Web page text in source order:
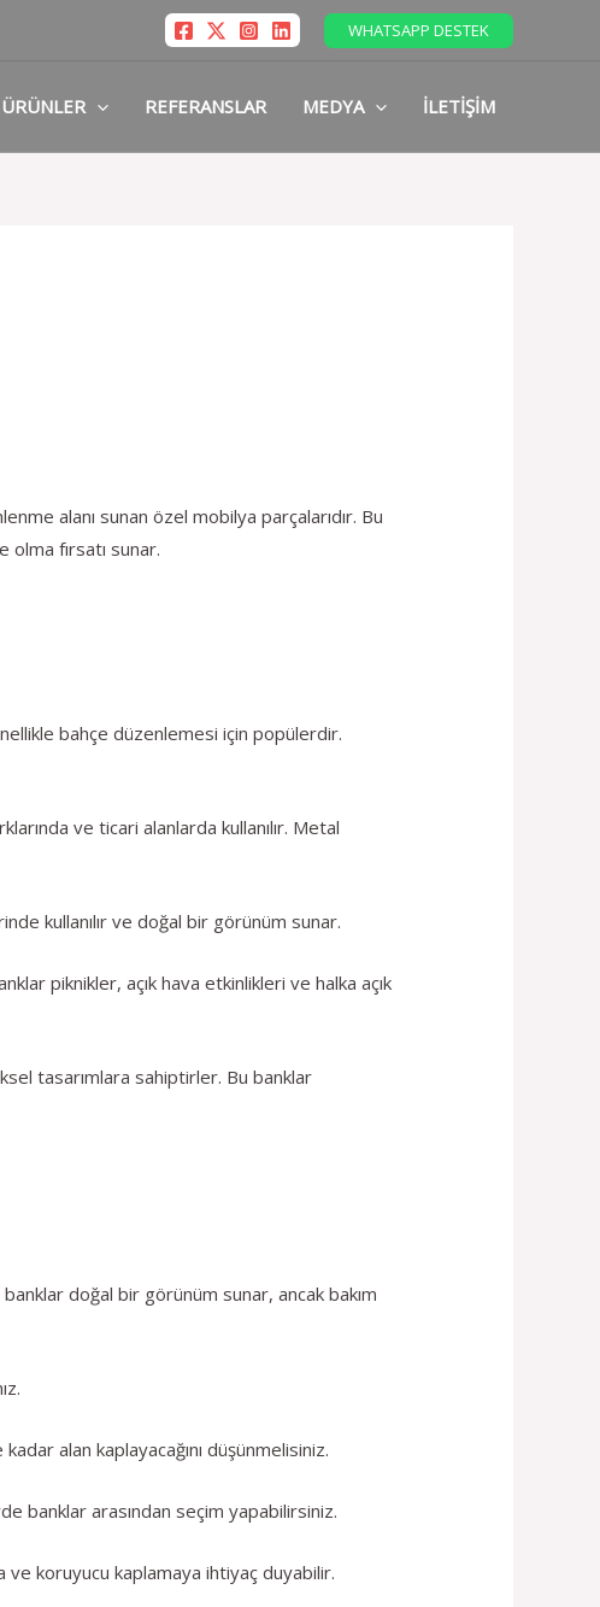
WHATSAPP DESTEK
ÜRÜNLER REFERANSLAR MEDYA İLETIŞIM
alanı sunan özel mobilya parçalarıdır. Bu
olma fırsatı sunar.
bahçe düzenlemesi için popülerdir.
ve ticari alanlarda kullanılır. Metal
kullanılır ve doğal bir görünüm sunar.
piknikler, açık hava etkinlikleri ve halka açık
tasarımlara sahiptirler. Bu banklar
doğal bir görünüm sunar, ancak bakım
alan kaplayacağını düşünmelisiniz.
banklar arasından seçim yapabilirsiniz.
ve koruyucu kaplamaya ihtiyaç duyabilir.